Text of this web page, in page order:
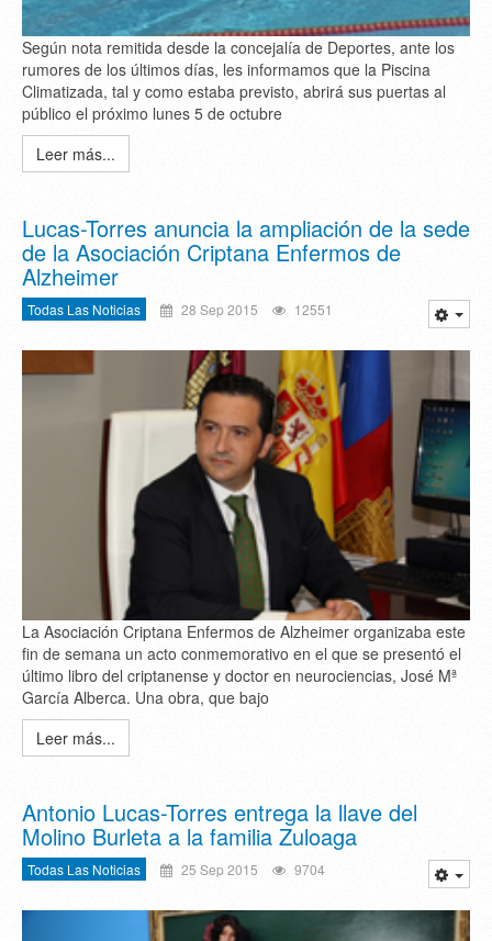
Según nota remitida desde la concejalía de Deportes, ante los
rumores de los últimos días, les informamos que la Piscina
Climatizada, tal y como estaba previsto, abrirá sus puertas al
público el próximo lunes 5 de octubre
Leer más...
Lucas-Torres anuncia la ampliación de la sede
de la Asociación Criptana Enfermos de
Alzheimer
Todas Las Noticias 28 Sep 2015 12551
La Asociación Criptana Enfermos de Alzheimer organizaba este
fin de semana un acto conmemorativo en el que se presentó el
último libro del criptanense y doctor en neurociencias, José Mª
García Alberca. Una obra, que bajo
Leer más...
Antonio Lucas-Torres entrega la llave del
Molino Burleta a la familia Zuloaga
Todas Las Noticias 25 Sep 2015 9704